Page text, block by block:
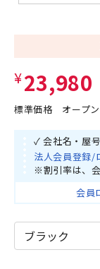
¥23,980
標準価格 オープ
✓ 会社名・屋
法人会員登録/
※割引率は、
会員